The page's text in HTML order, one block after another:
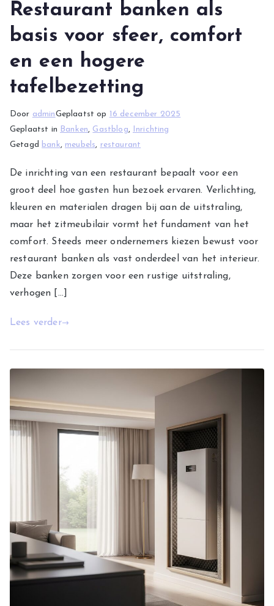
Restaurant banken als
basis voor sfeer, comfort
en een hogere
tafelbezetting
Door adminGeplaatst op 16 december 2025
Geplaatst in Banken, Gastblog, Inrichting
Getagd bank, meubels, restaurant
De inrichting van een restaurant bepaalt voor een
groot deel hoe gasten hun bezoek ervaren. Verlichting,
kleuren en materialen dragen bij aan de uitstraling,
maar het zitmeubilair vormt het fundament van het
comfort. Steeds meer ondernemers kiezen bewust voor
restaurant banken als vast onderdeel van het interieur.
Deze banken zorgen voor een rustige uitstraling,
verhogen […]
Lees verder